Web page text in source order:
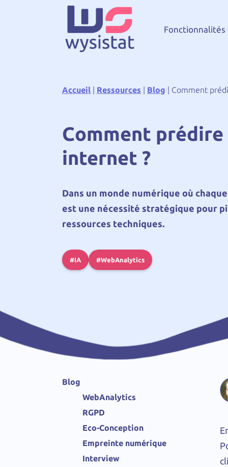
Fonctionnalités
Accueil | Ressources | Blog | Comment
Comment
internet ?
Dans un monde numérique où
est une nécessité stratégique pour
ressources techniques.
#IA #WebAnalytics
Blog
WebAnalytics
RGPD
Eco-Conception
Empreinte numérique
Interview